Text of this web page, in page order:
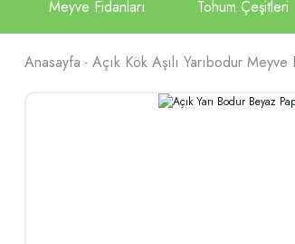
Anasayfa Açık Kök Aşılı Yarıbodur Meyve